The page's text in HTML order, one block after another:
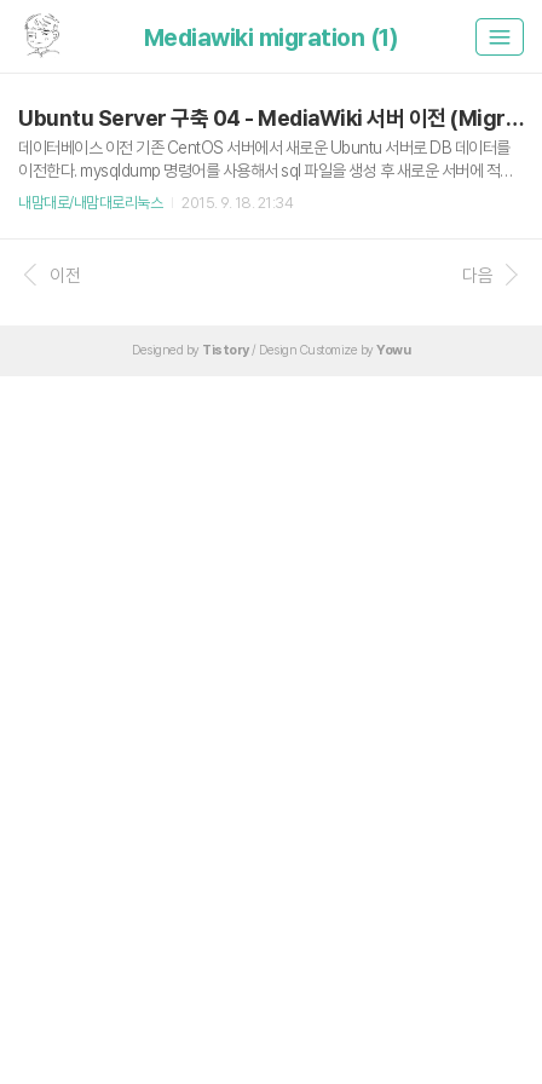
Mediawiki migration (1)
Ubuntu Server 구축 04 - MediaWiki 서버 이전 (Migration)
데이터베이스 이전 기존 CentOS 서버에서 새로운 Ubuntu 서버로 DB 데이터를
이전한다. mysqldump 명령어를 사용해서 sql 파일을 생성 후 새로운 서버에 적용
한다. 자세한 내용은 제타위키의 '미디어위키 이전'을 참고하자 제타위키 - 미디어위
그냥 기존 서버에서 통째로 tar로 묶은 다음 이전할 서버에서 tar를 푸는 방식을 사용
할거다. CentOS $ tar -cvf /home/cukwiki/public_html/cukwiki.tar /home/
내맘대로/내맘대로리눅스 2015. 9. 18. 21:34
이전 다음
Designed by Tistory/ Design Customize by Yowu